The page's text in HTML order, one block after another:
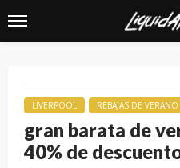
LIVERPOOL REBAJAS DE VERANO
gran barata de
40% de